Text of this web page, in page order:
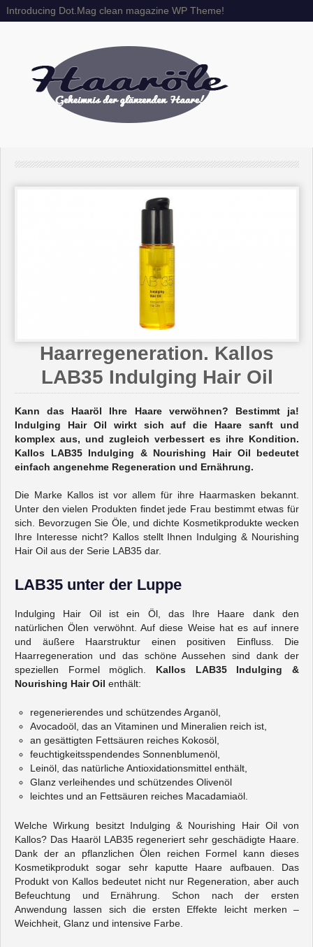
Introducing Dot.Mag clean magazine WP Theme!
Haarregeneration. Kallos
LAB35 Indulging Hair Oil
Kann das Haaröl Ihre Haare verwöhnen? Bestimmt ja!
Indulging Hair Oil wirkt sich auf die Haare sanft und
komplex aus, und zugleich verbessert es ihre Kondition.
Kallos LAB35 Indulging & Nourishing Hair Oil bedeutet
einfach angenehme Regeneration und Ernährung.
Die Marke Kallos ist vor allem für ihre Haarmasken bekannt.
Unter den vielen Produkten findet jede Frau bestimmt etwas für
sich. Bevorzugen Sie Öle, und dichte Kosmetikprodukte wecken
Ihre Interesse nicht? Kallos stellt Ihnen Indulging & Nourishing
Hair Oil aus der Serie LAB35 dar.
LAB35 unter der Luppe
Indulging Hair Oil ist ein Öl, das Ihre Haare dank den
natürlichen Ölen verwöhnt. Auf diese Weise hat es auf innere
und äußere Haarstruktur einen positiven Einfluss. Die
Haarregeneration und das schöne Aussehen sind dank der
speziellen Formel möglich. Kallos LAB35 Indulging &
Nourishing Hair Oil enthält:
regenerierendes und schützendes Arganöl,
Avocadoöl, das an Vitaminen und Mineralien reich ist,
an gesättigten Fettsäuren reiches Kokosöl,
feuchtigkeitsspendendes Sonnenblumenöl,
Leinöl, das natürliche Antioxidationsmittel enthält,
Glanz verleihendes und schützendes Olivenöl
leichtes und an Fettsäuren reiches Macadamiaöl.
Welche Wirkung besitzt Indulging & Nourishing Hair Oil von
Kallos? Das Haaröl LAB35 regeneriert sehr geschädigte Haare.
Dank der an pflanzlichen Ölen reichen Formel kann dieses
Kosmetikprodukt sogar sehr kaputte Haare aufbauen. Das
Produkt von Kallos bedeutet nicht nur Regeneration, aber auch
Befeuchtung und Ernährung. Schon nach der ersten
Anwendung lassen sich die ersten Effekte leicht merken –
Weichheit, Glanz und intensive Farbe.